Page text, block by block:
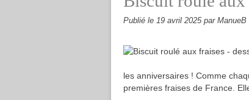
Publié le 19 avril 2025 par ManueB
les anniversaires ! Comme
premières fraises de France.